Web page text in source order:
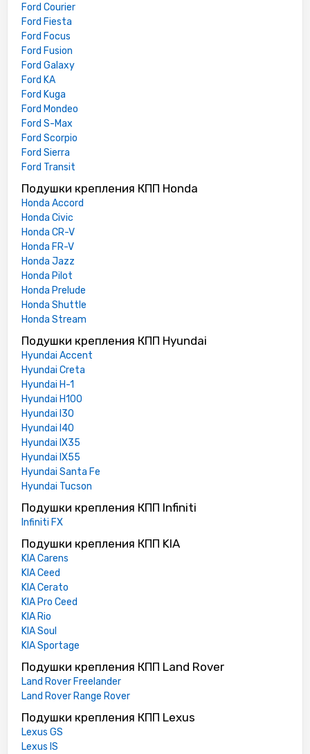
Ford Courier
Ford Fiesta
Ford Focus
Ford Fusion
Ford Galaxy
Ford KA
Ford Kuga
Ford Mondeo
Ford S-Max
Ford Scorpio
Ford Sierra
Ford Transit
Подушки крепления КПП Honda
Honda Accord
Honda Civic
Honda CR-V
Honda FR-V
Honda Jazz
Honda Pilot
Honda Prelude
Honda Shuttle
Honda Stream
Подушки крепления КПП Hyundai
Hyundai Accent
Hyundai Creta
Hyundai H-1
Hyundai H100
Hyundai I30
Hyundai I40
Hyundai IX35
Hyundai IX55
Hyundai Santa Fe
Hyundai Tucson
Подушки крепления КПП Infiniti
Infiniti FX
Подушки крепления КПП KIA
KIA Carens
KIA Ceed
KIA Cerato
KIA Pro Ceed
KIA Rio
KIA Soul
KIA Sportage
Подушки крепления КПП Land Rover
Land Rover Freelander
Land Rover Range Rover
Подушки крепления КПП Lexus
Lexus GS
Lexus IS